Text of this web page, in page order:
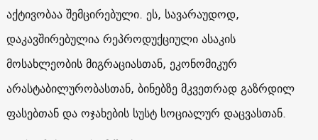
აქტივობაა შემცირებული. ეს, სავარაუდოდ,
დაკავშირებულია რეპროდუქციული ასაკის
მოსახლეობის მიგრაციასთან, ეკონომიკურ
არასტაბილურობასთან, ბინებზე მკვეთრად გაზრდილ
ფასებთან და ოჯახების სუსტ სოციალურ დაცვასთან.